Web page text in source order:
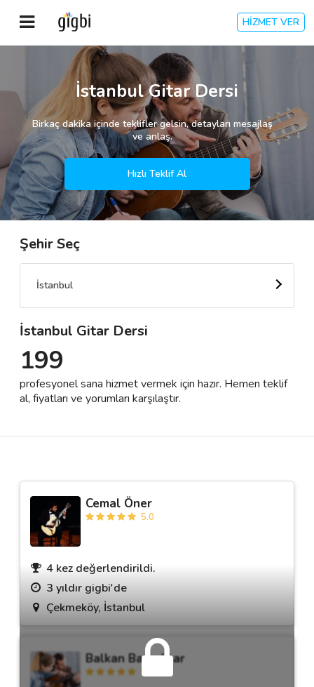
HİZMET VER
Anasayfa
Giriş Yap
Kayıt Ol
Kategoriler
🎈 Biz Kimiz?
🌟 Müşteri Değerlendirmeleri
Destek
İletişim
İstanbul Gitar Dersi
Birkaç dakika içinde teklifler gelsin, detayları mesajlaş
ve anlaş.
Hızlı Teklif Al
Şehir Seç
İstanbul
İstanbul Gitar Dersi
199
profesyonel sana hizmet vermek için hazır. Hemen teklif
al, fiyatları ve yorumları karşılaştır.
Cemal Öner
5.0
4 kez değerlendirildi.
3 yıldır gigbi'de
Çekmeköy, İstanbul
Balkan Bayraktar
5.0